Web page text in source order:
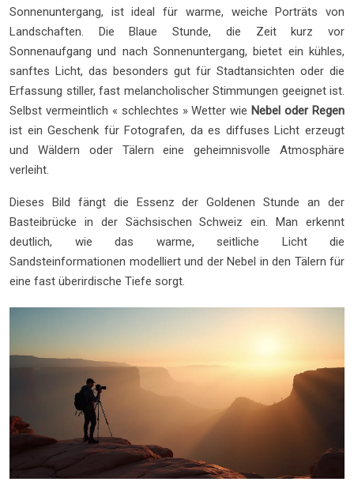
Sonnenuntergang, ist ideal für warme, weiche Porträts von
Landschaften. Die Blaue Stunde, die Zeit kurz vor
Sonnenaufgang und nach Sonnenuntergang, bietet ein kühles,
sanftes Licht, das besonders gut für Stadtansichten oder die
Erfassung stiller, fast melancholischer Stimmungen geeignet ist.
Selbst vermeintlich « schlechtes » Wetter wie Nebel oder Regen
ist ein Geschenk für Fotografen, da es diffuses Licht erzeugt
und Wäldern oder Tälern eine geheimnisvolle Atmosphäre
verleiht.
Dieses Bild fängt die Essenz der Goldenen Stunde an der
Basteibrücke in der Sächsischen Schweiz ein. Man erkennt
deutlich, wie das warme, seitliche Licht die
Sandsteinformationen modelliert und der Nebel in den Tälern für
eine fast überirdische Tiefe sorgt.